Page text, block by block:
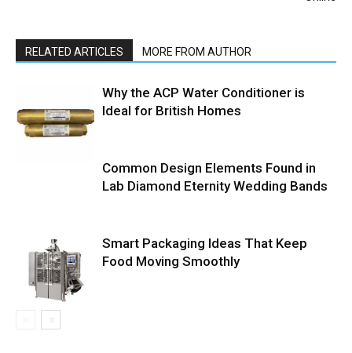
RELATED ARTICLES MORE FROM AUTHOR
Why the ACP Water Conditioner is
Ideal for British Homes
Common Design Elements Found in
Lab Diamond Eternity Wedding Bands
Smart Packaging Ideas That Keep
Food Moving Smoothly